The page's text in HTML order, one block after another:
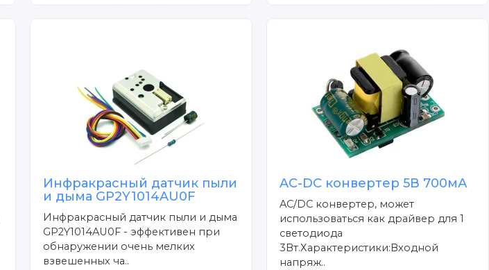
Инфракрасный датчик пыли
и дыма GP2Y1014AU0F
Инфракрасный датчик пыли и дыма
GP2Y1014AU0F - эффективен при
обнаружении очень мелких
взвешенных ча..
AC-DC конвертер 5В 700мА
AC/DC конвертер, может
использоваться как драйвер для 1
светодиода
3Вт.Характеристики:Входной
напряж..